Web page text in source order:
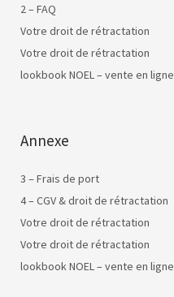
2 – FAQ
Votre droit de rétractation
Votre droit de rétractation
lookbook NOEL – vente en ligne
Annexe
3 – Frais de port
4 – CGV & droit de rétractation
Votre droit de rétractation
Votre droit de rétractation
lookbook NOEL – vente en ligne